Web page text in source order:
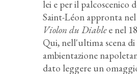
lei e per il palcoscenico
Saint-Léon appronta
Violon du Diablee nel
Qui, nell'ultima scena di
ambientazione
dato leggere un